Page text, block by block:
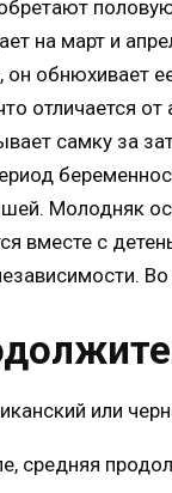
на март и
он обнюхивает
отличается
самку за
Молодняк
вместе с
средняя